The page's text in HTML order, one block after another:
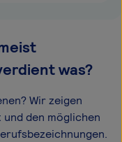
was?
Wir zeigen
den möglichen